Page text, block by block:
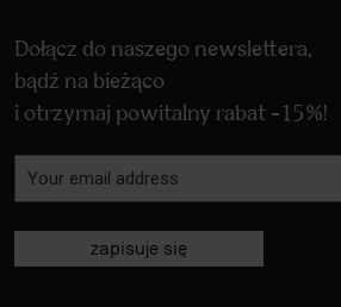
Dołącz do naszego newslettera,
bądź na bieżąco
i otrzymaj powitalny rabat -15%!
zapisuje się